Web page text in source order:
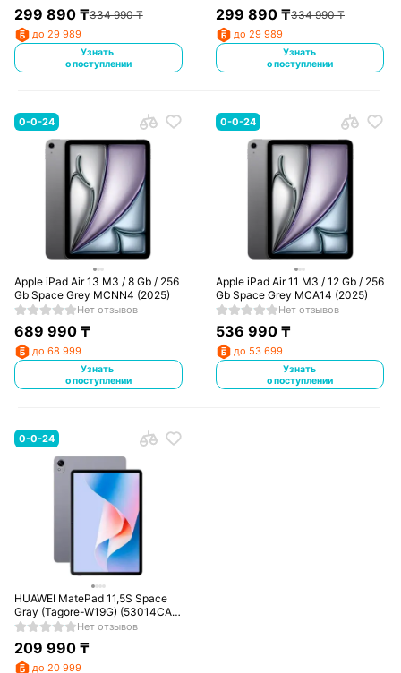
299 890₸334 990₸
до 29 989
Узнать
о поступлении
299 890 ₸334 990₸
до 29 989
Узнать
о поступлении
0-0-24
Apple iPad Air 13 M3 / 8 Gb / 256
Gb Space Grey MCNN4 (2025)
Нет отзывов
689 990₸
до 68 999
Узнать
о поступлении
0-0-24
Apple iPad Air 11 M3 / 12 Gb / 256
Gb Space Grey MCA14 (2025)
Нет отзывов
536 990 ₸
до 53 699
Узнать
о поступлении
0-0-24
HUAWEI MatePad 11,5S Space
Gray (Tagore-W19G) (53014CAT)
(PaperMatte without keyboard)
Нет отзывов
209 990₸
до 20 999